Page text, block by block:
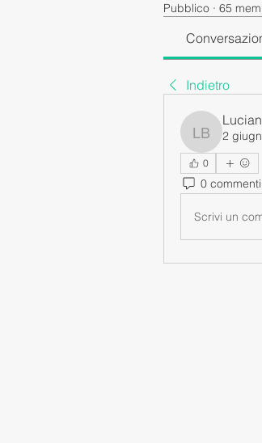
Pubblico · 65
Indietro
Luciano
2
0
0 commenti
Scrivi un